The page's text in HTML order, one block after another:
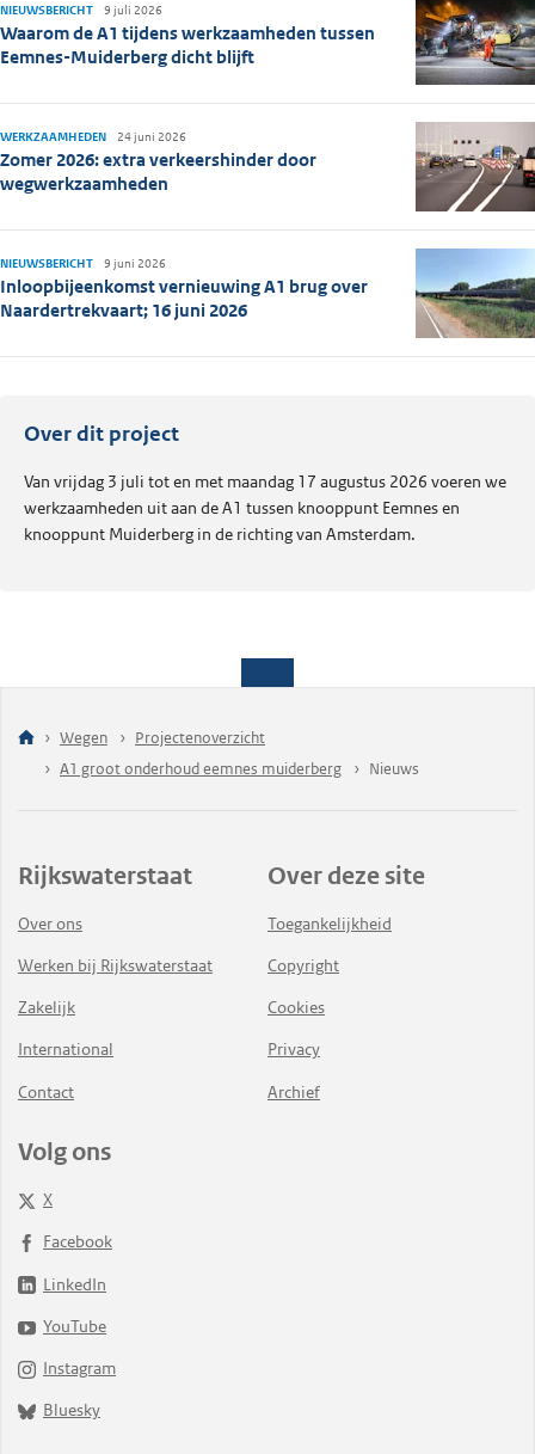
Waarom de A1 tijdens werkzaamheden tussen
Eemnes-Muiderberg dicht blijft
NIEUWSBERICHT 9 juli 2026
Zomer 2026: extra verkeershinder door
wegwerkzaamheden
WERKZAAMHEDEN 24 juni 2026
Inloopbijeenkomst vernieuwing A1 brug over
Naardertrekvaart; 16 juni 2026
NIEUWSBERICHT 9 juni 2026
Over dit project
Van vrijdag 3 juli tot en met maandag 17 augustus 2026 voeren we
werkzaamheden uit aan de A1 tussen knooppunt Eemnes en
knooppunt Muiderberg in de richting van Amsterdam.
Wegen
Projectenoverzicht
A1 groot onderhoud eemnes muiderberg
Nieuws
Rijkswaterstaat
Over ons
Werken bij Rijkswaterstaat
Zakelijk
International
Contact
Over deze site
Toegankelijkheid
Copyright
Cookies
Privacy
Archief
Volg ons
X
Facebook
LinkedIn
YouTube
Instagram
Bluesky